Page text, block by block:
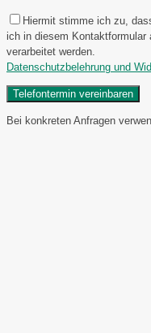
Hiermit stimme ich zu,
ich in diesem Kontaktformular
verarbeitet werden.
Datenschutzbelehrung und
Bei konkreten Anfragen